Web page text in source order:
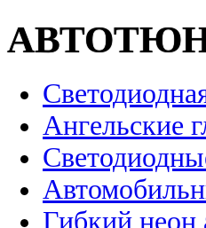
Ангельские
Гибкий неон